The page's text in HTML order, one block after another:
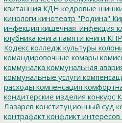
квитанция КДН кедровые
кинологи кинотеатр "Родина"
инфекция кишечная_инфекция
клубника книга памяти книги КНР
Кодекс колледж культуры
командировочные комары
коммуналка коммунальная
коммунальные услуги
расходы компенсация
кондитерские изделия конкурс
Лазарев конституционный суд
контрафакт конфликт интересов